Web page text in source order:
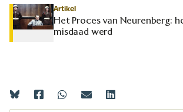
Artikel
Het Proces van Neurenberg:
misdaad werd